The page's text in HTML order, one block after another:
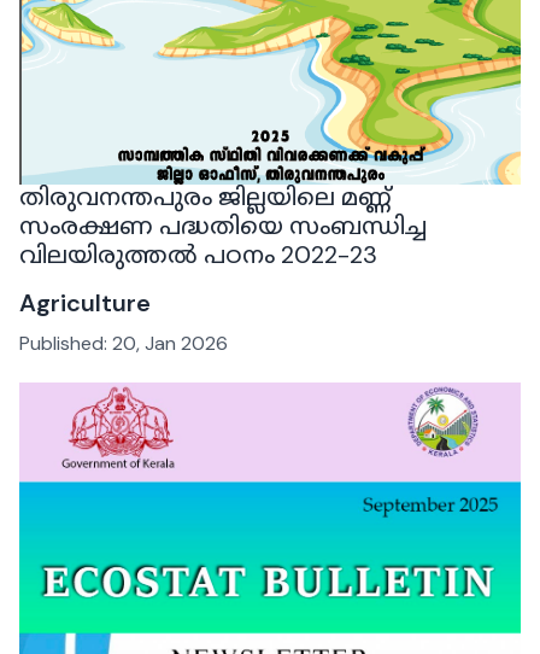
തിരുവനന്തപുരം ജില്ലയിലെ മണ്ണ്
സംരക്ഷണ പദ്ധതിയെ സംബന്ധിച്ച
വിലയിരുത്തൽ പഠനം 2022-23
Agriculture
Published: 20, Jan 2026